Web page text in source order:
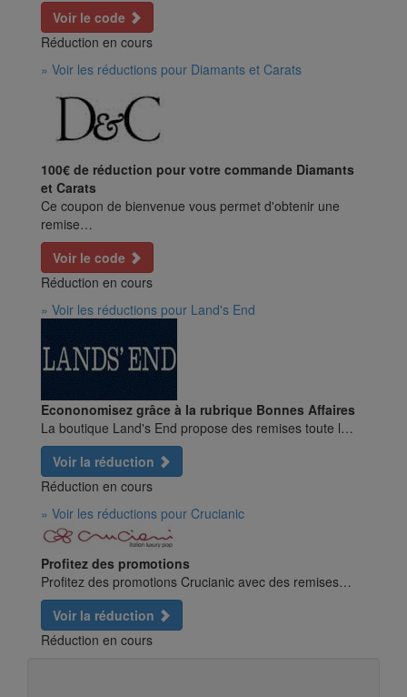
Voir le code
Réduction en cours
» Voir les réductions pour Diamants et Carats
100€ de réduction pour votre commande Diamants
et Carats
Ce coupon de bienvenue vous permet d'obtenir une
remise…
Voir le code
Réduction en cours
» Voir les réductions pour Land's End
Econonomisez grâce à la rubrique Bonnes Affaires
La boutique Land's End propose des remises toute l…
Voir la réduction
Réduction en cours
» Voir les réductions pour Crucianic
Profitez des promotions
Profitez des promotions Crucianic avec des remises…
Voir la réduction
Réduction en cours